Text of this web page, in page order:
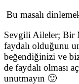
Bu masalı
Sevgili Aileler; Bir
faydalı olduğunu
beğendiğinizi ve
de faydalı olması
unutmayın 🙂